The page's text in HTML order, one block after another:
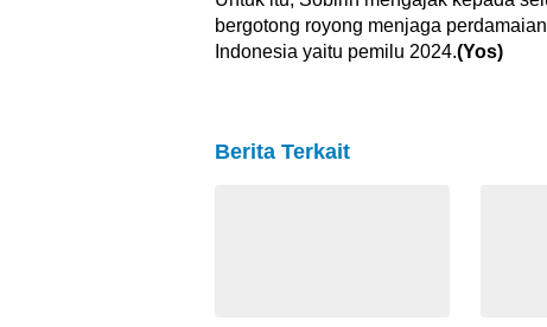
bergotong royong menjaga
Indonesia yaitu pemilu 2024.(Yos)
Berita Terkait